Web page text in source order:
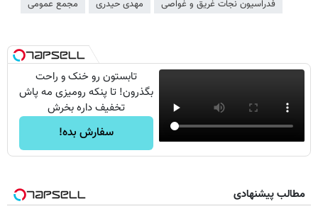
فدراسیون نجات غریق و غواصی مهدی حیدری مجمع عمومی
تابستون رو خنک و راحت
بگذرون! تا پنکه رومیزی مه پاش
تخفیف داره بخرش
سفارش بده!
مطالب پیشنهادی